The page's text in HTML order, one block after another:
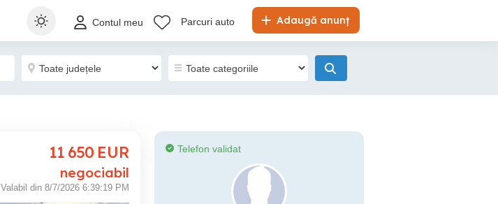
Adaugă anunț
Contul meu Parcuri auto
11 650 EUR
negociabil
Valabil din 8/7/2026 6:39:19 PM
Telefon validat